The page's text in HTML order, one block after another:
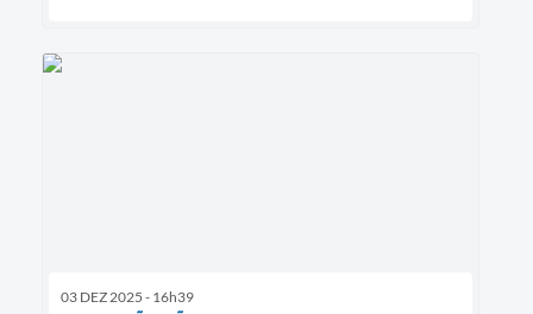
03 DEZ 2025 - 16h39